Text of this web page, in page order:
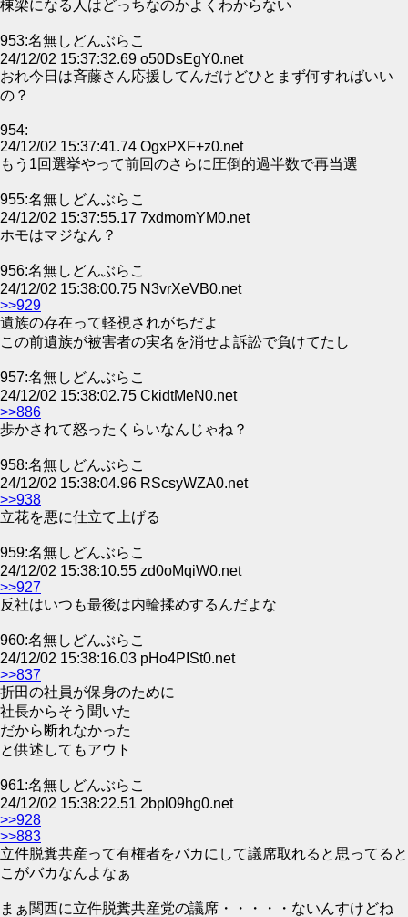
棟梁になる人はどっちなのかよくわからない
953:名無しどんぶらこ
24/12/02 15:37:32.69 o50DsEgY0.net
おれ今日は斉藤さん応援してんだけどひとまず何すればいい
の？
954:
24/12/02 15:37:41.74 OgxPXF+z0.net
もう1回選挙やって前回のさらに圧倒的過半数で再当選
955:名無しどんぶらこ
24/12/02 15:37:55.17 7xdmomYM0.net
ホモはマジなん？
956:名無しどんぶらこ
24/12/02 15:38:00.75 N3vrXeVB0.net
>>929
遺族の存在って軽視されがちだよ
この前遺族が被害者の実名を消せよ訴訟で負けてたし
957:名無しどんぶらこ
24/12/02 15:38:02.75 CkidtMeN0.net
>>886
歩かされて怒ったくらいなんじゃね？
958:名無しどんぶらこ
24/12/02 15:38:04.96 RScsyWZA0.net
>>938
立花を悪に仕立て上げる
959:名無しどんぶらこ
24/12/02 15:38:10.55 zd0oMqiW0.net
>>927
反社はいつも最後は内輪揉めするんだよな
960:名無しどんぶらこ
24/12/02 15:38:16.03 pHo4PISt0.net
>>837
折田の社員が保身のために
社長からそう聞いた
だから断れなかった
と供述してもアウト
961:名無しどんぶらこ
24/12/02 15:38:22.51 2bpl09hg0.net
>>928
>>883
立件脱糞共産って有権者をバカにして議席取れると思ってると
こがバカなんよなぁ
まぁ関西に立件脱糞共産党の議席・・・・・ないんすけどね